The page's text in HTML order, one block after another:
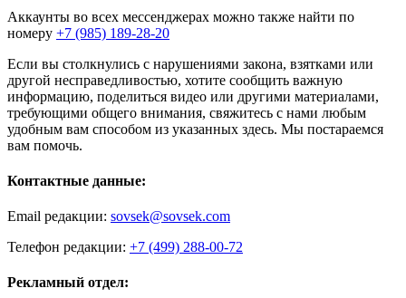
Аккаунты во всех мессенджерах можно также найти по
номеру +7 (985) 189-28-20
Если вы столкнулись с нарушениями закона, взятками или
другой несправедливостью, хотите сообщить важную
информацию, поделиться видео или другими материалами,
требующими общего внимания, свяжитесь с нами любым
удобным вам способом из указанных здесь. Мы постараемся
вам помочь.
Контактные данные:
Email редакции: sovsek@sovsek.com
Телефон редакции: +7 (499) 288-00-72
Рекламный отдел: